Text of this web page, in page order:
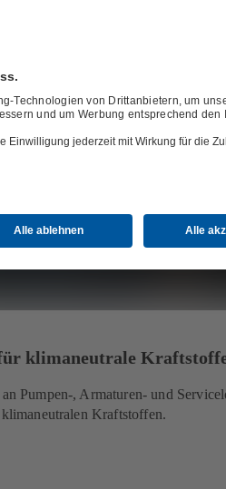
klimaneutrale
Pumpen-, Armaturen- und
Kraftstoffen.